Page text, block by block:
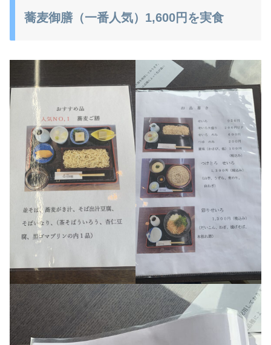
蕎麦御膳（一番人気）1,600円を実食